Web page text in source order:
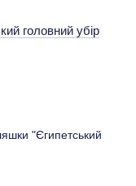
головний убір